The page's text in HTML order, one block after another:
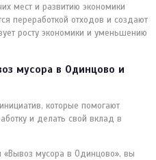
мест и развитию экономики
переработкой отходов и создают
росту экономики и уменьшению
мусора в Одинцово и
которые помогают
и делать свой вклад в
«Вывоз мусора в Одинцово», вы